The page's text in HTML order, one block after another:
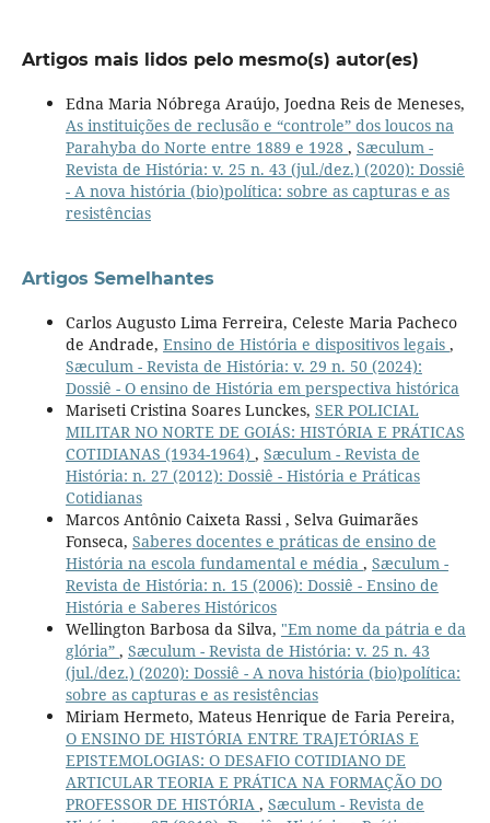
Artigos mais lidos pelo mesmo(s) autor(es)
Edna Maria Nóbrega Araújo, Joedna Reis de Meneses,
As instituições de reclusão e “controle” dos loucos na
Parahyba do Norte entre 1889 e 1928 , Sæculum -
Revista de História: v. 25 n. 43 (jul./dez.) (2020): Dossiê
- A nova história (bio)política: sobre as capturas e as
resistências
Artigos Semelhantes
Carlos Augusto Lima Ferreira, Celeste Maria Pacheco
de Andrade, Ensino de História e dispositivos legais ,
Sæculum - Revista de História: v. 29 n. 50 (2024):
Dossiê - O ensino de História em perspectiva histórica
Mariseti Cristina Soares Lunckes, SER POLICIAL
MILITAR NO NORTE DE GOIÁS: HISTÓRIA E PRÁTICAS
COTIDIANAS (1934-1964) , Sæculum - Revista de
História: n. 27 (2012): Dossiê - História e Práticas
Cotidianas
Marcos Antônio Caixeta Rassi , Selva Guimarães
Fonseca, Saberes docentes e práticas de ensino de
História na escola fundamental e média , Sæculum -
Revista de História: n. 15 (2006): Dossiê - Ensino de
História e Saberes Históricos
Wellington Barbosa da Silva, "Em nome da pátria e da
glória” , Sæculum - Revista de História: v. 25 n. 43
(jul./dez.) (2020): Dossiê - A nova história (bio)política:
sobre as capturas e as resistências
Miriam Hermeto, Mateus Henrique de Faria Pereira,
O ENSINO DE HISTÓRIA ENTRE TRAJETÓRIAS E
EPISTEMOLOGIAS: O DESAFIO COTIDIANO DE
ARTICULAR TEORIA E PRÁTICA NA FORMAÇÃO DO
PROFESSOR DE HISTÓRIA , Sæculum - Revista de